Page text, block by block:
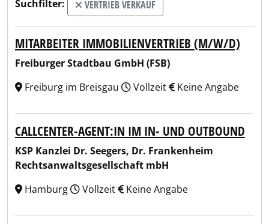
Suchfilter: VERTRIEB VERKAUF
MITARBEITER IMMOBILIENVERTRIEB (M/W/D)
Freiburger Stadtbau GmbH (FSB)
Freiburg im Breisgau
Vollzeit Keine Angabe
CALLCENTER-AGENT:IN IM IN- UND OUTBOUND
KSP Kanzlei Dr. Seegers, Dr. Frankenheim
Rechtsanwaltsgesellschaft mbH
Hamburg
Vollzeit Keine Angabe